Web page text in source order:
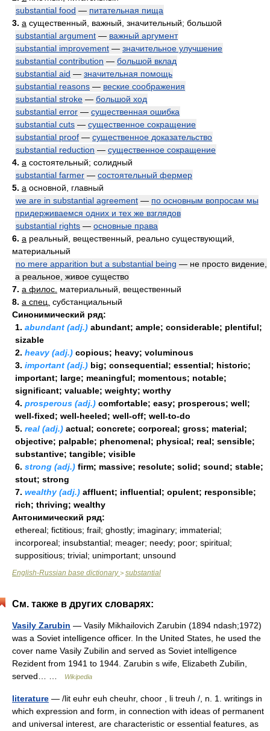
substantial food — питательная пища
3. a существенный, важный, значительный; большой
substantial argument — важный аргумент
substantial improvement — значительное улучшение
substantial contribution — большой вклад
substantial aid — значительная помощь
substantial reasons — веские соображения
substantial stroke — большой ход
substantial error — существенная ошибка
substantial cuts — существенное сокращение
substantial proof — существенное доказательство
substantial reduction — существенное сокращение
4. a состоятельный; солидный
substantial farmer — состоятельный фермер
5. a основной, главный
we are in substantial agreement — по основным вопросам мы
придерживаемся одних и тех же взглядов
substantial rights — основные права
6. a реальный, вещественный, реально существующий,
материальный
no mere apparition but a substantial being — не просто видение,
а реальное, живое существо
7. a филос. материальный, вещественный
8. a спец. субстанциальный
Синонимический ряд:
1. abundant (adj.) abundant; ample; considerable; plentiful;
sizable
2. heavy (adj.) copious; heavy; voluminous
3. important (adj.) big; consequential; essential; historic;
important; large; meaningful; momentous; notable;
significant; valuable; weighty; worthy
4. prosperous (adj.) comfortable; easy; prosperous; well;
well-fixed; well-heeled; well-off; well-to-do
5. real (adj.) actual; concrete; corporeal; gross; material;
objective; palpable; phenomenal; physical; real; sensible;
substantive; tangible; visible
6. strong (adj.) firm; massive; resolute; solid; sound; stable;
stout; strong
7. wealthy (adj.) affluent; influential; opulent; responsible;
rich; thriving; wealthy
Антонимический ряд:
ethereal; fictitious; frail; ghostly; imaginary; immaterial;
incorporeal; insubstantial; meager; needy; poor; spiritual;
suppositious; trivial; unimportant; unsound
English-Russian base dictionary> substantial
См. также в других словарях:
Vasily Zarubin — Vasily Mikhailovich Zarubin (1894 ndash;1972)
was a Soviet intelligence officer. In the United States, he used the
cover name Vasily Zubilin and served as Soviet intelligence
Rezident from 1941 to 1944. Zarubin s wife, Elizabeth Zubilin,
served… …
Wikipedia
literature — /lit euhr euh cheuhr, choor , li treuh /, n. 1. writings in
which expression and form, in connection with ideas of permanent
and universal interest, are characteristic or essential features, as